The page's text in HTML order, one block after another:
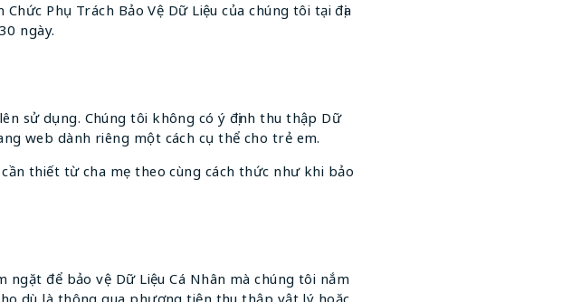
Phụ Trách Bảo Vệ Dữ Liệu của chúng tôi tại địa
ngày.
sử dụng. Chúng tôi không có ý định thu thập Dữ
web dành riêng một cách cụ thể cho trẻ em.
thiết từ cha mẹ theo cùng cách thức như khi bảo
để bảo vệ Dữ Liệu Cá Nhân mà chúng tôi nắm
dù là thông qua phương tiện thu thập vật lý hoặc